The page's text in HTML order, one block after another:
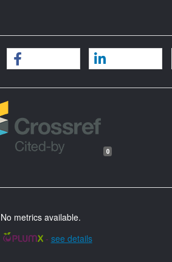
0
No metrics available.
- see details